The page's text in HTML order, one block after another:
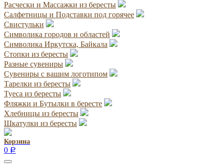
Расчески и Массажки из бересты
Салфетницы и Подставки под горячее
Свистульки
Символика городов и областей
Символика Иркутска, Байкала
Стопки из бересты
Разные сувениры
Сувениры с вашим логотипом
Тарелки из бересты
Туеса из бересты
Фляжки и Бутылки в бересте
Хлебницы из бересты
Шкатулки из бересты
Корзина
0 Р